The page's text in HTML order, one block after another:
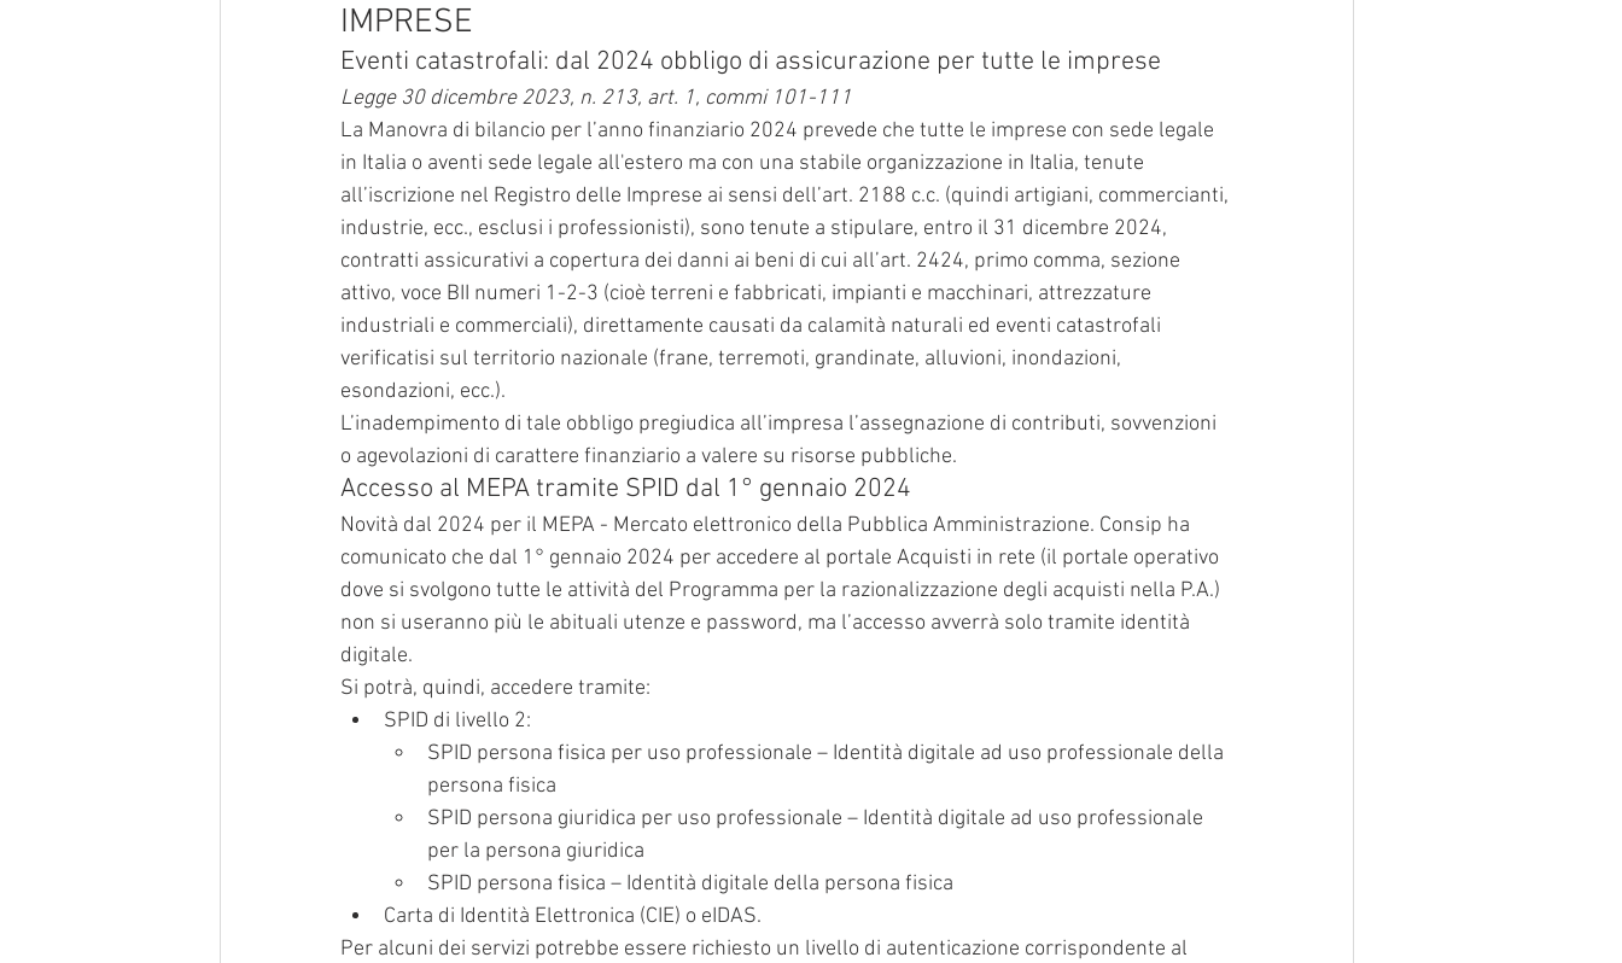
IMPRESE
Eventi catastrofali: dal 2024 obbligo di assicurazione per tutte le imprese
Legge 30 dicembre 2023, n. 213, art. 1, commi 101-111
La Manovra di bilancio per l’anno finanziario 2024 prevede che tutte le imprese con sede legale
in Italia o aventi sede legale all'estero ma con una stabile organizzazione in Italia, tenute
all’iscrizione nel Registro delle Imprese ai sensi dell’art. 2188 c.c. (quindi artigiani, commercianti,
industrie, ecc., esclusi i professionisti), sono tenute a stipulare, entro il 31 dicembre 2024,
contratti assicurativi a copertura dei danni ai beni di cui all’art. 2424, primo comma, sezione
attivo, voce BII numeri 1-2-3 (cioè terreni e fabbricati, impianti e macchinari, attrezzature
industriali e commerciali), direttamente causati da calamità naturali ed eventi catastrofali
verificatisi sul territorio nazionale (frane, terremoti, grandinate, alluvioni, inondazioni,
esondazioni, ecc.).
L’inadempimento di tale obbligo pregiudica all’impresa l’assegnazione di contributi, sovvenzioni
o agevolazioni di carattere finanziario a valere su risorse pubbliche.
Accesso al MEPA tramite SPID dal 1° gennaio 2024
Novità dal 2024 per il MEPA - Mercato elettronico della Pubblica Amministrazione. Consip ha
comunicato che dal 1° gennaio 2024 per accedere al portale Acquisti in rete (il portale operativo
dove si svolgono tutte le attività del Programma per la razionalizzazione degli acquisti nella P.A.)
non si useranno più le abituali utenze e password, ma l’accesso avverrà solo tramite identità
digitale.
Si potrà, quindi, accedere tramite:
SPID di livello 2:
SPID persona fisica per uso professionale – Identità digitale ad uso professionale della
persona fisica
SPID persona giuridica per uso professionale – Identità digitale ad uso professionale
per la persona giuridica
SPID persona fisica – Identità digitale della persona fisica
Carta di Identità Elettronica (CIE) o eIDAS.
Per alcuni dei servizi potrebbe essere richiesto un livello di autenticazione corrispondente al